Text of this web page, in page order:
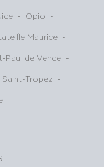
- Opio -
Île Maurice -
Paul de Vence -
Saint-Tropez -